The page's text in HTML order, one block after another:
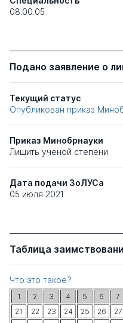
08.00.05
Подано заявление о
Текущий статус
Опубликован приказ
Приказ Минобрнауки
Лишить ученой степени
Дата подачи ЗоЛУСа
05 июля 2021
Таблица
Что это такое?
1 2 3 4 5 6 7
21
22 23 24 25 26 27